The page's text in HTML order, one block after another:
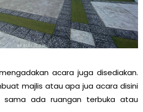
acara juga disediakan.
majlis atau apa jua acara disini
sama ada ruangan terbuka atau